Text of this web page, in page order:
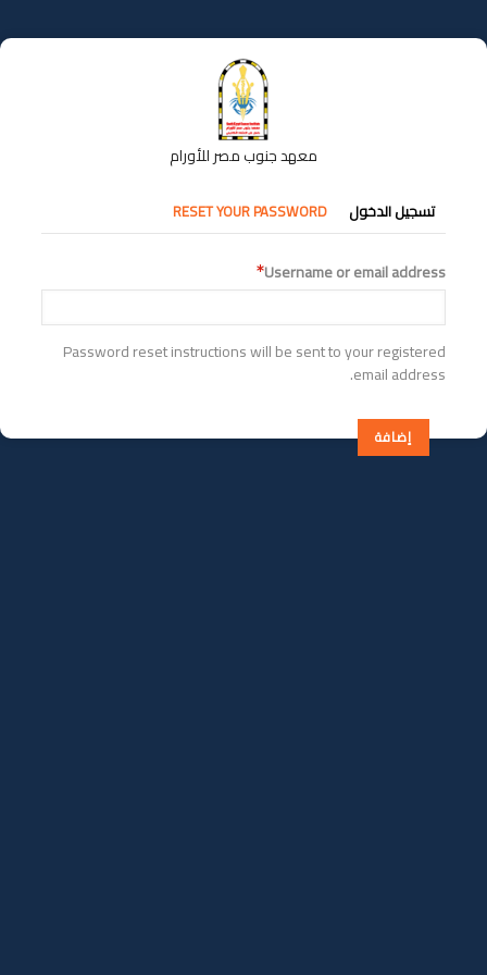
إلى
المحتوى
معهد جنوب مصر للأورام
التبويبات
الأساسية
تسجيل الدخول RESET YOUR PASSWORD
Username or email address
Password reset instructions will be sent to your registered
email address.